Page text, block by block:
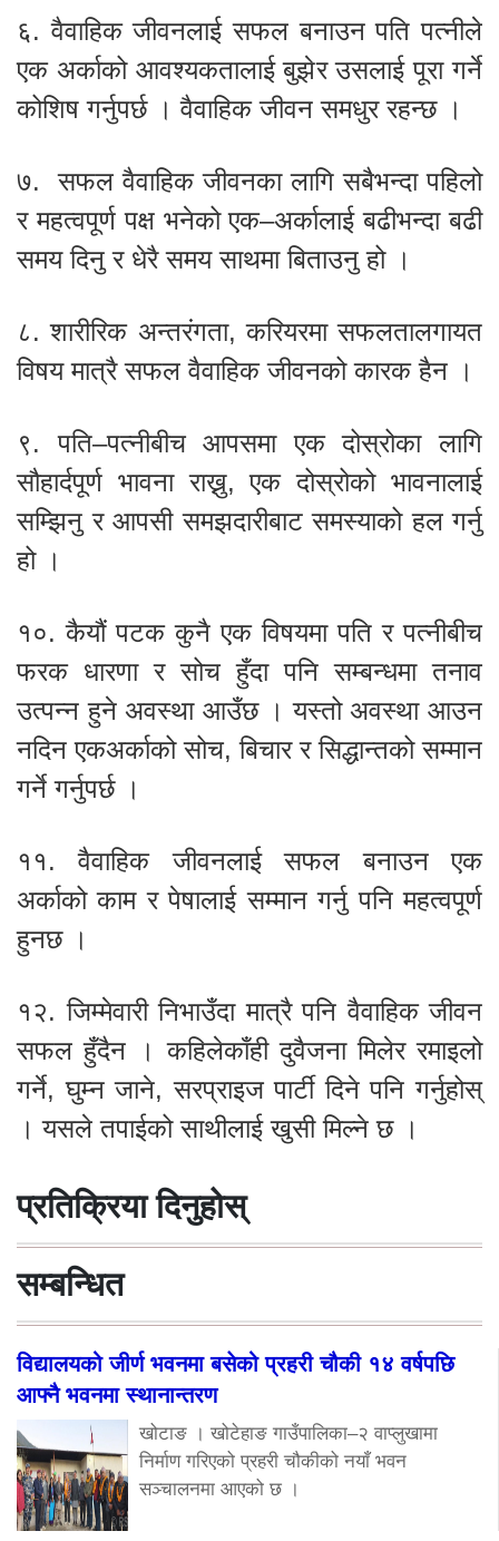
६. वैवाहिक जीवनलाई सफल बनाउन पति पत्नीले
एक अर्काको आवश्यकतालाई बुझेर उसलाई पूरा गर्ने
कोशिष गर्नुपर्छ । वैवाहिक जीवन समधुर रहन्छ ।
७. सफल वैवाहिक जीवनका लागि सबैभन्दा पहिलो
र महत्वपूर्ण पक्ष भनेको एक–अर्कालाई बढीभन्दा बढी
समय दिनु र धेरै समय साथमा बिताउनु हो ।
८. शारीरिक अन्तरंगता, करियरमा सफलतालगायत
विषय मात्रै सफल वैवाहिक जीवनको कारक हैन ।
९. पति–पत्नीबीच आपसमा एक दोस्रोका लागि
सौहार्दपूर्ण भावना राख्नु, एक दोस्रोको भावनालाई
सम्झिनु र आपसी समझदारीबाट समस्याको हल गर्नु
हो ।
१०. कैयौं पटक कुनै एक विषयमा पति र पत्नीबीच
फरक धारणा र सोच हुँदा पनि सम्बन्धमा तनाव
उत्पन्न हुने अवस्था आउँछ । यस्तो अवस्था आउन
नदिन एकअर्काको सोच, बिचार र सिद्धान्तको सम्मान
गर्ने गर्नुपर्छ ।
११. वैवाहिक जीवनलाई सफल बनाउन एक
अर्काको काम र पेषालाई सम्मान गर्नु पनि महत्वपूर्ण
हुनछ ।
१२. जिम्मेवारी निभाउँदा मात्रै पनि वैवाहिक जीवन
सफल हुँदैन । कहिलेकाँही दुवैजना मिलेर रमाइलो
गर्ने, घुम्न जाने, सरप्राइज पार्टी दिने पनि गर्नुहोस्
। यसले तपाईको साथीलाई खुसी मिल्ने छ ।
प्रतिक्रिया दिनुहोस्
सम्बन्धित
विद्यालयको जीर्ण भवनमा बसेको प्रहरी चौकी १४ वर्षपछि
आफ्नै भवनमा स्थानान्तरण
खोटाङ । खोटेहाङ गाउँपालिका–२ वाप्लुखामा
निर्माण गरिएको प्रहरी चौकीको नयाँ भवन
सञ्चालनमा आएको छ ।